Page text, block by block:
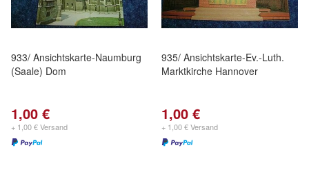
933/ Ansichtskarte-Naumburg
(Saale) Dom
1,00 €
+ 1,00 € Versand
935/ Ansichtskarte-Ev.-Luth.
Marktkirche Hannover
1,00 €
+ 1,00 € Versand